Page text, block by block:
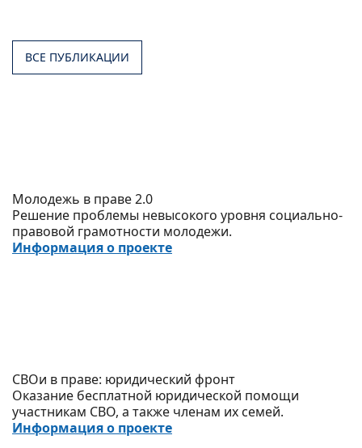
ВСЕ ПУБЛИКАЦИИ
Молодежь в праве 2.0
Решение проблемы невысокого уровня социально-
правовой грамотности молодежи.
Информация о проекте
СВОи в праве: юридический фронт
Оказание бесплатной юридической помощи
участникам СВО, а также членам их семей.
Информация о проекте